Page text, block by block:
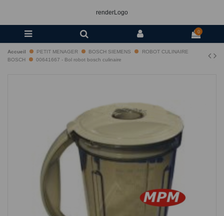
renderLogo
0
Accueil PETIT MENAGER BOSCH SIEMENS
ROBOT CULINAIRE
BOSCH
00641667 - Bol robot bosch culinaire